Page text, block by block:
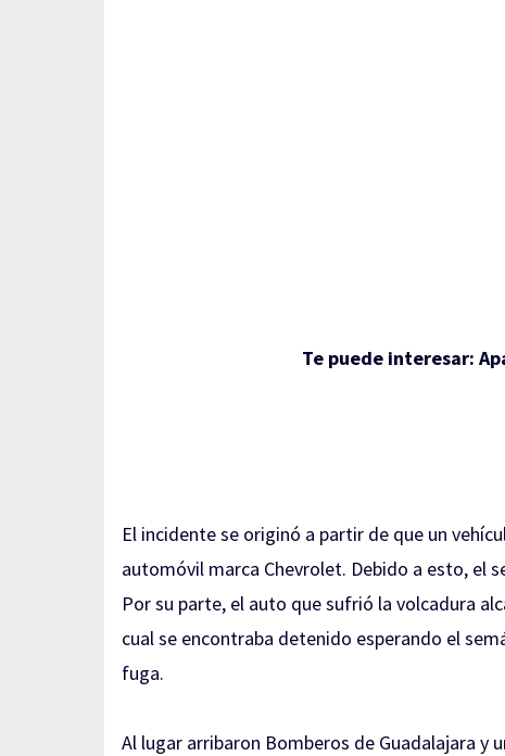
Te puede interesar:
El incidente se originó a partir de que un
automóvil marca Chevrolet. Debido a esto, el
Por su parte, el auto que sufrió la volcadura
cual se encontraba detenido esperando el
fuga.
Al lugar arribaron Bomberos de Guadalajara y